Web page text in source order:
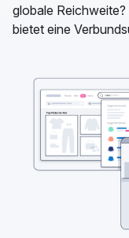
globale Reichweite?
bietet eine